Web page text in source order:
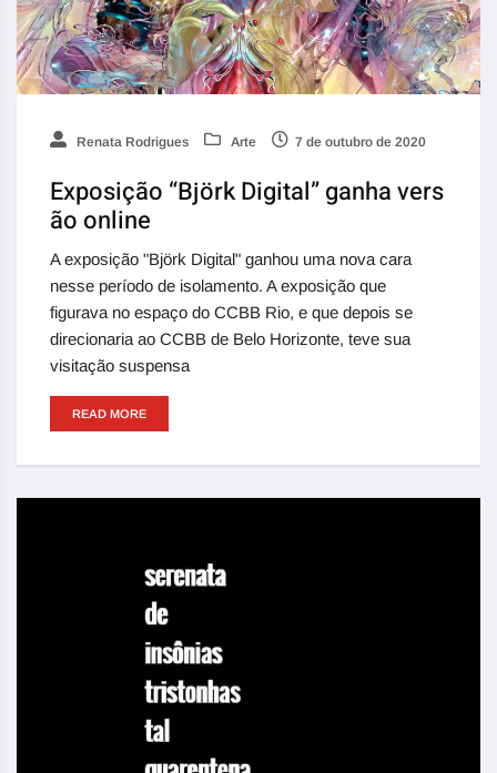
Renata Rodrigues Arte 7 de outubro de 2020
Exposição “Björk Digital” ganha vers
ão online
A exposição "Björk Digital" ganhou uma nova cara
nesse período de isolamento. A exposição que
figurava no espaço do CCBB Rio, e que depois se
direcionaria ao CCBB de Belo Horizonte, teve sua
visitação suspensa
READ MORE